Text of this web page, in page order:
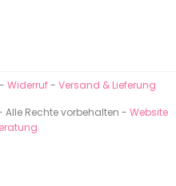
- Widerruf- Versand & Lieferung
Rechte vorbehalten - Website